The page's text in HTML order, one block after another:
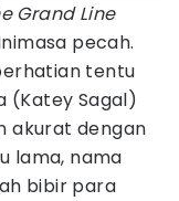
Grand Line
pecah.
tentu
(Katey Sagal)
akurat dengan
lama, nama
bibir para